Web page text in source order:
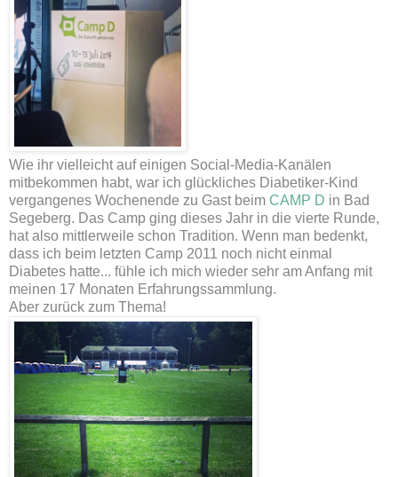
Wie ihr vielleicht auf einigen Social-Media-Kanälen
mitbekommen habt, war ich glückliches Diabetiker-Kind
vergangenes Wochenende zu Gast beim CAMP D in Bad
Segeberg. Das Camp ging dieses Jahr in die vierte Runde,
hat also mittlerweile schon Tradition. Wenn man bedenkt,
dass ich beim letzten Camp 2011 noch nicht einmal
Diabetes hatte... fühle ich mich wieder sehr am Anfang mit
meinen 17 Monaten Erfahrungssammlung.
Aber zurück zum Thema!